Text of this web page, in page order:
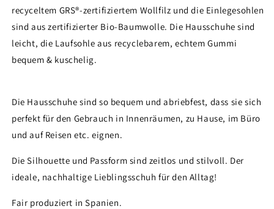
recyceltem GRS®-zertifiziertem Wollfilz und die Einlegesohlen
sind aus zertifizierter Bio-Baumwolle. Die Hausschuhe sind
leicht, die Laufsohle aus recyclebarem, echtem Gummi
bequem & kuschelig.
Die Hausschuhe sind so bequem und abriebfest, dass sie sich
perfekt für den Gebrauch in Innenräumen, zu Hause, im Büro
und auf Reisen etc. eignen.
Die Silhouette und Passform sind zeitlos und stilvoll. Der
ideale, nachhaltige Lieblingsschuh für den Alltag!
Fair produziert in Spanien.